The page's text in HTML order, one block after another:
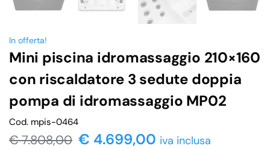
In offerta!
Mini piscina idromassaggio 210×160
con riscaldatore 3 sedute doppia
pompa di idromassaggio MP02
Cod. mpis-0464
€7.808,00 € 4.699,00 iva inclusa